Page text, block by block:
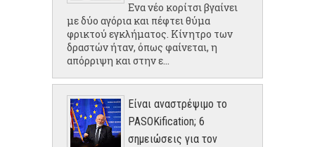
Ενα νέο κορίτσι βγαίνει
με δύο αγόρια και πέφτει θύμα
φρικτού εγκλήματος. Κίνητρο των
δραστών ήταν, όπως φαίνεται, η
απόρριψη και στην ε...
Είναι αναστρέψιμο το
PASOKification; 6
σημειώσεις για τον